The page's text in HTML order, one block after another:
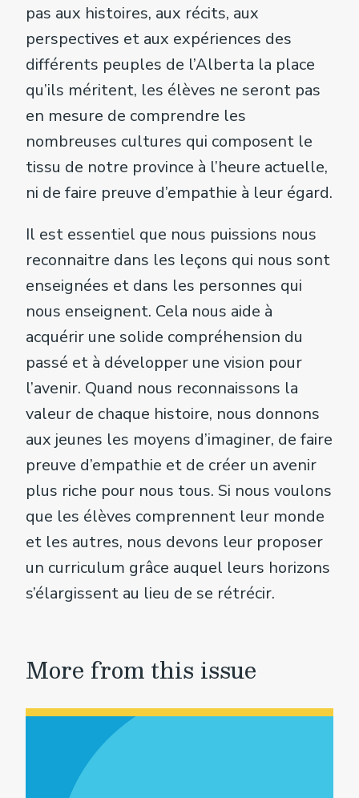
pas aux histoires, aux récits, aux
perspectives et aux expériences des
différents peuples de l’Alberta la place
qu’ils méritent, les élèves ne seront pas
en mesure de comprendre les
nombreuses cultures qui composent le
tissu de notre province à l’heure actuelle,
ni de faire preuve d’empathie à leur égard.
Il est essentiel que nous puissions nous
reconnaitre dans les leçons qui nous sont
enseignées et dans les personnes qui
nous enseignent. Cela nous aide à
acquérir une solide compréhension du
passé et à développer une vision pour
l’avenir. Quand nous reconnaissons la
valeur de chaque histoire, nous donnons
aux jeunes les moyens d’ima­giner, de faire
preuve d’empathie et de créer un avenir
plus riche pour nous tous. Si nous voulons
que les élèves comprennent leur monde
et les autres, nous devons leur proposer
un curriculum grâce auquel leurs horizons
s’élargissent au lieu de se rétrécir.
More from this issue